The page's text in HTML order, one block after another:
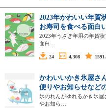
2023年かわいい年賀
お寿司を食べる面白
2023年うさぎ年用の年賀
面白…
24 4,308
かわいいかき氷屋
便りやお知らせなど
氷のれんがゆれるかき氷
やお知ら…